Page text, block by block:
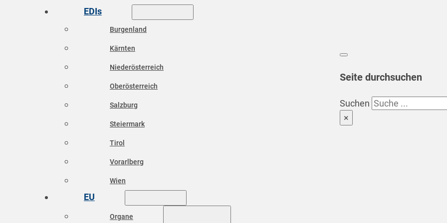
EDIs
Burgenland
Kärnten
Niederösterreich
Oberösterreich
Salzburg
Steiermark
Tirol
Vorarlberg
Wien
EU
Organe
Seite durchsuchen
Suchen
×